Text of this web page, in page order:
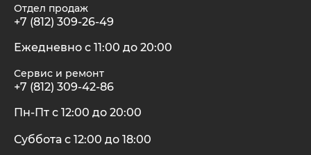
Отдел продаж
+7 (812) 309-26-49
Ежедневно с 11:00 до 20:00
Сервис и ремонт
+7 (812) 309-42-86
Пн-Пт с 12:00 до 20:00
Суббота с 12:00 до 18:00